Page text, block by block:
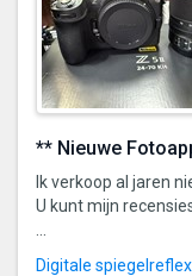
** Nieuwe
Ik verkoop al jaren
U kunt mijn
Digitale